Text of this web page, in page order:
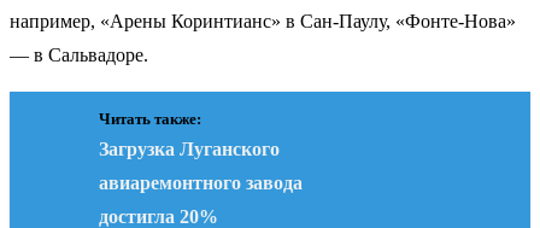
например, «Арены Коринтианс» в Сан-Паулу, «Фонте-Нова»
— в Сальвадоре.
Читать также:
Загрузка Луганского
авиаремонтного завода
достигла 20%